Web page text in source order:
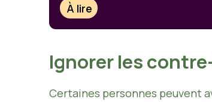
À lire
Ignorer les
Certaines personnes peuvent